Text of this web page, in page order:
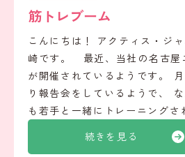
続きを見る
筋トレブーム
こんにちは！ アクティス・ジ
崎です。 最近、当社の名古屋
が開催されているようです。
り報告会をしているようで、
も若手と一緒にトレーニング